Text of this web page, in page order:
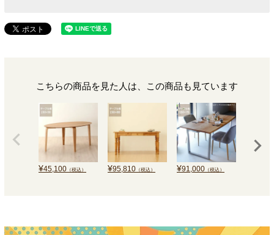
こちらの商品を見た人は、この商品も見ています
¥45,100 （税込） ¥95,810 （税込） ¥91,000 （税込）